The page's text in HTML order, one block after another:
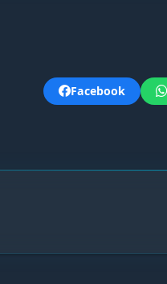
Facebook